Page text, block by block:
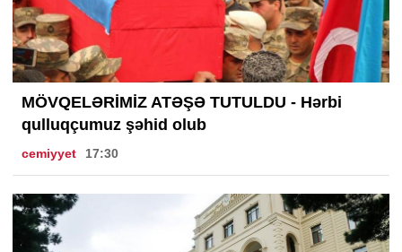
MÖVQELƏRİMİZ ATƏŞƏ TUTULDU - Hərbi
qulluqçumuz şəhid olub
cemiyyet 17:30